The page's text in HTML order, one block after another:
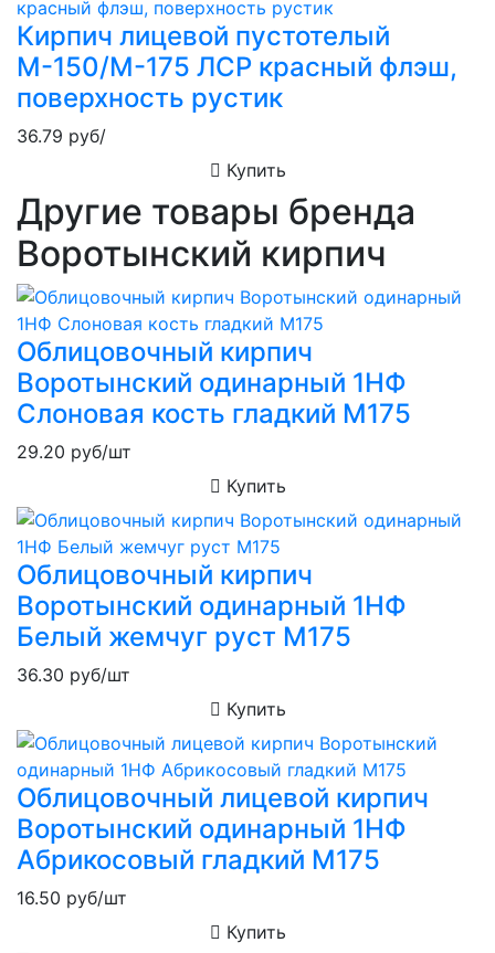
Кирпич лицевой пустотелый
М-150/М-175 ЛСР красный флэш,
поверхность рустик
36.79 руб/
Купить
Другие товары бренда
Воротынский кирпич
Облицовочный кирпич
Воротынский одинарный 1НФ
Слоновая кость гладкий М175
29.20 руб/шт
Купить
Облицовочный кирпич
Воротынский одинарный 1НФ
Белый жемчуг руст М175
36.30 руб/шт
Купить
Облицовочный лицевой кирпич
Воротынский одинарный 1НФ
Абрикосовый гладкий М175
16.50 руб/шт
Купить